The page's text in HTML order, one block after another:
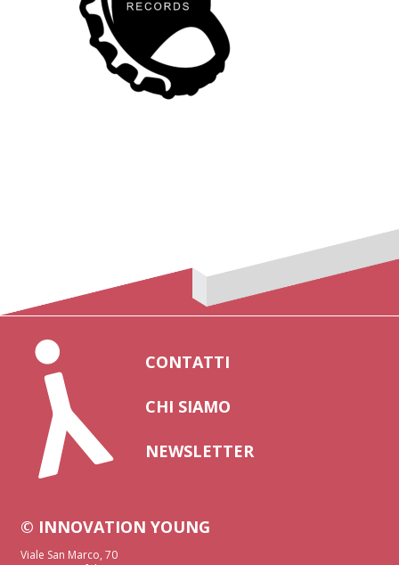
© INNOVATION YOUNG
Viale San Marco, 70
CONTATTI
CHI SIAMO
NEWSLETTER